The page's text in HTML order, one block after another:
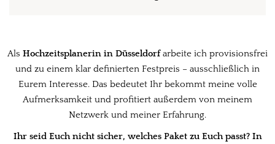
Als Hochzeitsplanerin in Düsseldorfarbeite ich provisionsfrei
und zu einem klar definierten Festpreis – ausschließlich in
Eurem Interesse. Das bedeutet Ihr bekommt meine volle
Aufmerksamkeit und profitiert außerdem von meinem
Netzwerk und meiner Erfahrung.
Ihr seid Euch nicht sicher, welches Paket zu Euch passt? In